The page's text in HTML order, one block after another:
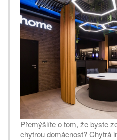
Přemýšlíte o tom, že byste
chytrou domácnost? Chytrá